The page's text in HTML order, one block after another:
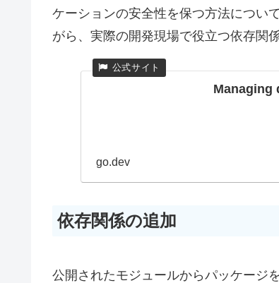
ケーションの安全性を保つ方法につい
がら、実際の開発現場で役立つ依存関
Managing
go.dev
依存関係の追加
公開されたモジュールからパッケージ